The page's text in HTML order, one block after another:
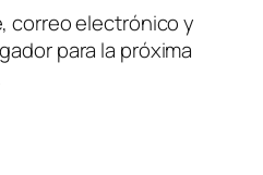
correo electrónico y
para la próxima